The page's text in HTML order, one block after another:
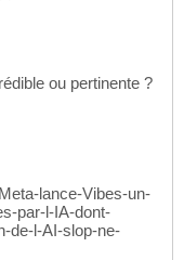
ou pertinente ?
lance-Vibes-un-
par-l-IA-dont-
de-l-AI-slop-ne-